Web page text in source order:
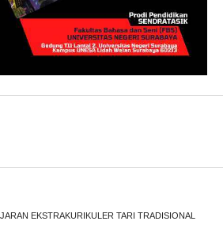
EKSTRAKURIKULER TARI TRADISIONAL